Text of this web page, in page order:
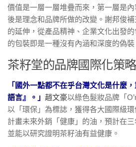
價值是一層一層堆疊而來，第一層是
後是理念和品牌所做的改變。謝邦俊
的延伸，從產品精神、企業文化出發
的包裝即是一種沒有內涵和深度的偽裝
茶籽堂的品牌國際化策略
「國外一點都不在乎台灣文化是什麼
語言』。」 趙文豪以綠色髮妝品牌「
以「環保」為標誌，獲得各大國際級
計畫未來外銷「健康」的油，預計在三
並能以研究證明茶籽油有益健康。